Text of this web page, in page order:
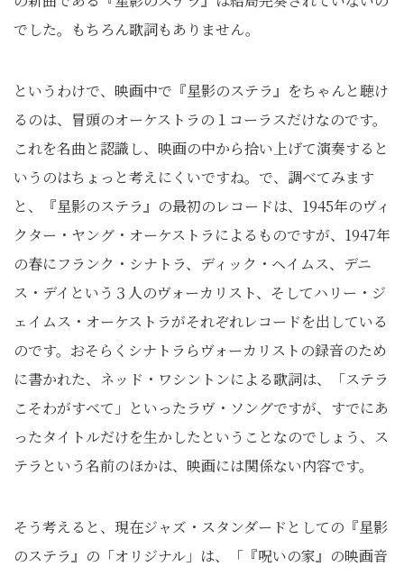
でした。もちろん歌詞もありません。
というわけで、映画中で『星影のステラ』をちゃんと聴け
るのは、冒頭のオーケストラの１コーラスだけなのです。
これを名曲と認識し、映画の中から拾い上げて演奏すると
いうのはちょっと考えにくいですね。で、調べてみます
と、『星影のステラ』の最初のレコードは、1945年のヴィ
クター・ヤング・オーケストラによるものですが、1947年
の春にフランク・シナトラ、ディック・ヘイムス、デニ
ス・デイという３人のヴォーカリスト、そしてハリー・ジ
ェイムス・オーケストラがそれぞれレコードを出している
のです。おそらくシナトラらヴォーカリストの録音のため
に書かれた、ネッド・ワシントンによる歌詞は、「ステラ
こそわがすべて」といったラヴ・ソングですが、すでにあ
ったタイトルだけを生かしたということなのでしょう、ス
テラという名前のほかは、映画には関係ない内容です。
そう考えると、現在ジャズ・スタンダードとしての『星影
のステラ』の「オリジナル」は、「『呪いの家』の映画音